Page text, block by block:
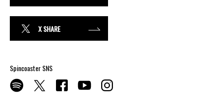
X SHARE
Spincoaster SNS